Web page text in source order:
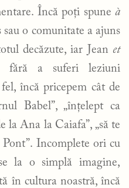
Încă poți spune à
o comunitate a ajuns
decăzute, iar Jean et
fără a suferi leziuni
încă pricepem cât de
Babel”, „înțelept ca
la Ana la Caiafa”, „să te
Incomplete ori cu
la o simplă imagine,
în cultura noastră, încă